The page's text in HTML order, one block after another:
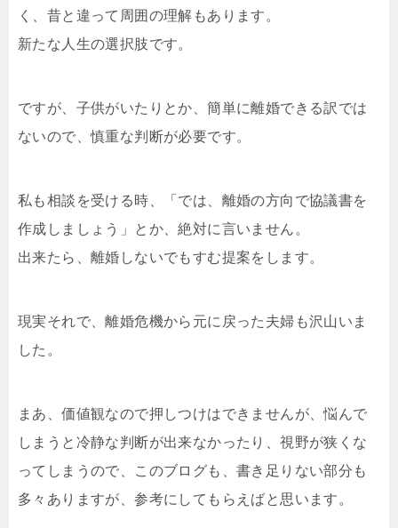
く、昔と違って周囲の理解もあります。
新たな人生の選択肢です。
ですが、子供がいたりとか、簡単に離婚できる訳では
ないので、慎重な判断が必要です。
私も相談を受ける時、「では、離婚の方向で協議書を
作成しましょう」とか、絶対に言いません。
出来たら、離婚しないでもすむ提案をします。
現実それで、離婚危機から元に戻った夫婦も沢山いま
した。
まあ、価値観なので押しつけはできませんが、悩んで
しまうと冷静な判断が出来なかったり、視野が狭くな
ってしまうので、このブログも、書き足りない部分も
多々ありますが、参考にしてもらえばと思います。